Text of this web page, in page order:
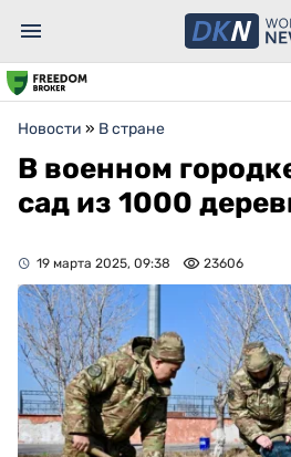
Новости » В стране
В военном
сад из 1000
19 марта 2025, 09:38 23606